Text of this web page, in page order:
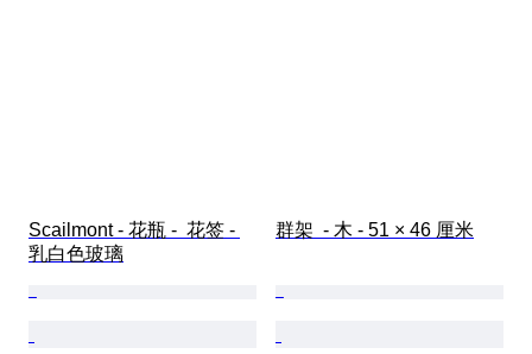
Scailmont - 花瓶 -  花签 -
乳白色玻璃
群架  - 木 - 51 × 46 厘米